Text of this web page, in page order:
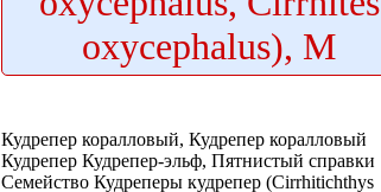
oxycephalus), M
Кудрепер коралловый, Кудрепер коралловый
Кудрепер Кудрепер-эльф, Пятнистый справки
Семейство Кудреперы кудрепер (Cirrhitichthys